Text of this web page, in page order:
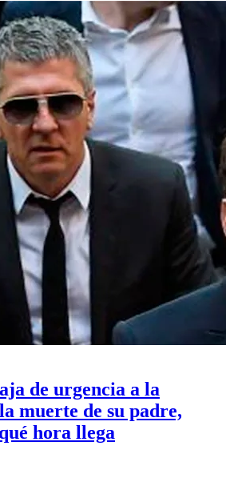
de urgencia a la
muerte de su padre,
hora llega